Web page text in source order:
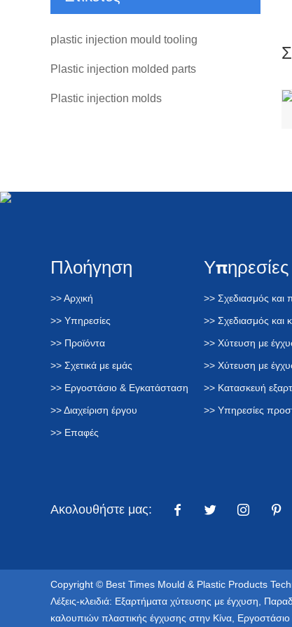
plastic injection mould tooling
Plastic injection molded parts
Plastic injection molds
Πλοήγηση
>> Αρχική
>> Υπηρεσίες
>> Προϊόντα
>> Σχετικά με εμάς
>> Εργοστάσιο & Εγκατάσταση
>> Διαχείριση έργου
>> Επαφές
Υπηρεσίες
>> Σχεδιασμός
>> Σχεδιασμός και
>> Χύτευση με
>> Χύτευση με
>> Κατασκευή
>> Υπηρεσίες
Ακολουθήστε μας:
Copyright © Best Times Mould & Plastic Products
Λέξεις-κλειδιά: Εξαρτήματα χύτευσης με έγχυση
καλουπιών πλαστικής έγχυσης στην Κίνα